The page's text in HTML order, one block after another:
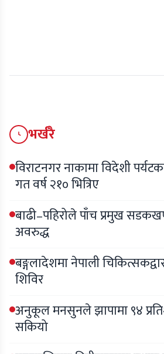
भर्खरै
विराटनगर नाकामा विदेशी
गत वर्ष २१० भित्रिए
बाढी–पहिरोले पाँच प्रमुख
अवरुद्ध
बङ्गलादेशमा नेपाली
शिविर
अनुकूल मनसुनले झापामा ९४
सकियो